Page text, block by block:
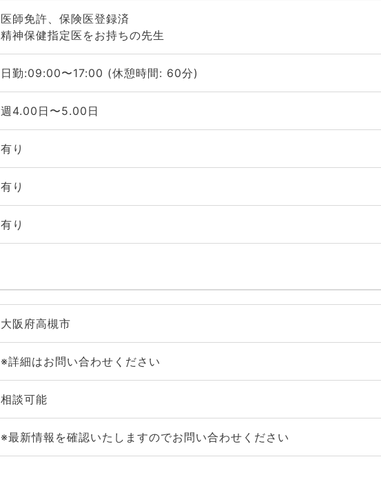
医師免許、保険医登録済
精神保健指定医をお持ちの先生
日勤:09:00〜17:00 (休憩時間: 60分)
週4.00日〜5.00日
有り
有り
有り
大阪府高槻市
※詳細はお問い合わせください
相談可能
※最新情報を確認いたしますのでお問い合わせください